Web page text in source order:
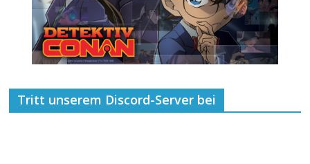
Tritt unserem Discord-Server bei